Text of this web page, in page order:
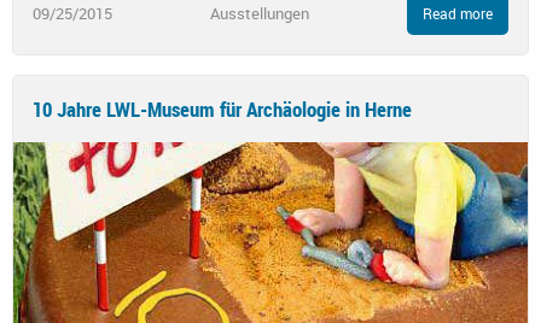
09/25/2015 Ausstellungen Read more
10 Jahre LWL-Museum für Archäologie in Herne